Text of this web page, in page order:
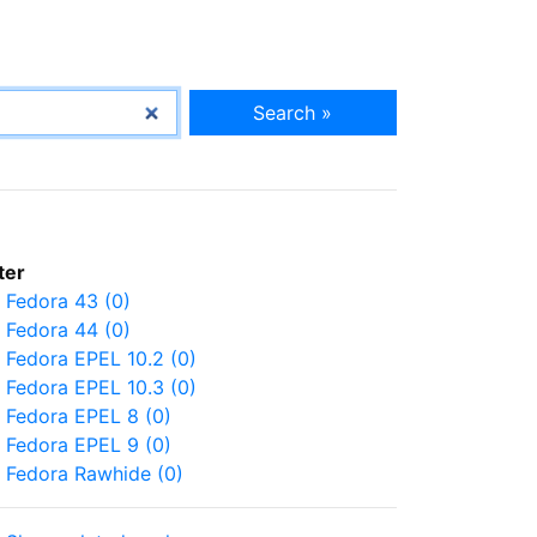
Search »
Fedora 43 (0)
Fedora 44 (0)
Fedora EPEL 10.2 (0)
Fedora EPEL 10.3 (0)
Fedora EPEL 8 (0)
Fedora EPEL 9 (0)
Fedora Rawhide (0)